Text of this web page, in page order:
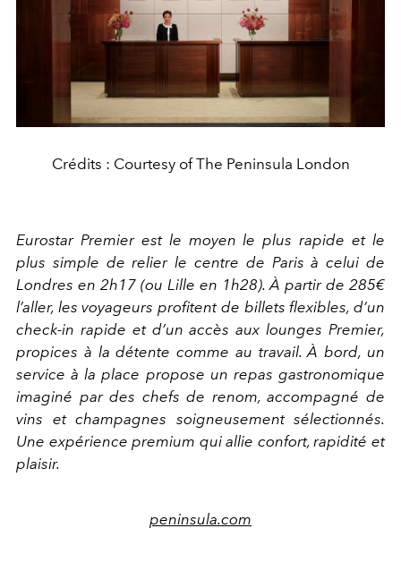
Crédits : Courtesy of The Peninsula London
Eurostar Premier est le moyen le plus rapide et le
plus simple de relier le centre de Paris à celui de
Londres en 2h17 (ou Lille en 1h28). À partir de 285€
l’aller, les voyageurs profitent de billets flexibles, d’un
check-in rapide et d’un accès aux lounges Premier,
propices à la détente comme au travail.À bord, un
service à la place propose un repas gastronomique
imaginé par des chefs de renom, accompagné de
vins et champagnes soigneusement sélectionnés.
Une expérience premium qui allie confort, rapidité et
plaisir.
peninsula.com